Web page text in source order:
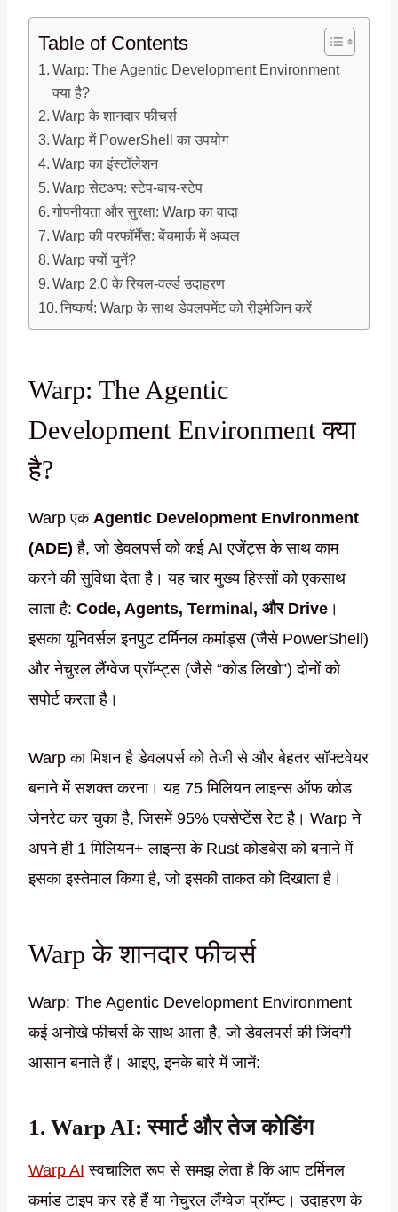
Table of Contents
Warp: The Agentic Development Environment
क्या है?
Warp के शानदार फीचर्स
Warp में PowerShell का उपयोग
Warp का इंस्टॉलेशन
Warp सेटअप: स्टेप-बाय-स्टेप
गोपनीयता और सुरक्षा: Warp का वादा
Warp की परफॉर्मेंस: बेंचमार्क में अव्वल
Warp क्यों चुनें?
Warp 2.0 के रियल-वर्ल्ड उदाहरण
निष्कर्ष: Warp के साथ डेवलपमेंट को रीइमेजिन करें
Warp: The Agentic
Development Environment क्या
है?
Warp एक Agentic Development Environment
(ADE) है, जो डेवलपर्स को कई AI एजेंट्स के साथ काम
करने की सुविधा देता है। यह चार मुख्य हिस्सों को एकसाथ
लाता है: Code, Agents, Terminal, और Drive ।
इसका यूनिवर्सल इनपुट टर्मिनल कमांड्स (जैसे PowerShell)
और नेचुरल लैंग्वेज प्रॉम्प्ट्स (जैसे “कोड लिखो”) दोनों को
सपोर्ट करता है।
Warp का मिशन है डेवलपर्स को तेजी से और बेहतर सॉफ्टवेयर
बनाने में सशक्त करना। यह 75 मिलियन लाइन्स ऑफ कोड
जेनरेट कर चुका है, जिसमें 95% एक्सेप्टेंस रेट है। Warp ने
अपने ही 1 मिलियन+ लाइन्स के Rust कोडबेस को बनाने में
इसका इस्तेमाल किया है, जो इसकी ताकत को दिखाता है।
Warp के शानदार फीचर्स
Warp: The Agentic Development Environment
कई अनोखे फीचर्स के साथ आता है, जो डेवलपर्स की जिंदगी
आसान बनाते हैं। आइए, इनके बारे में जानें:
1. Warp AI: स्मार्ट और तेज कोडिंग
Warp AI स्वचालित रूप से समझ लेता है कि आप टर्मिनल
कमांड टाइप कर रहे हैं या नेचुरल लैंग्वेज प्रॉम्प्ट। उदाहरण के